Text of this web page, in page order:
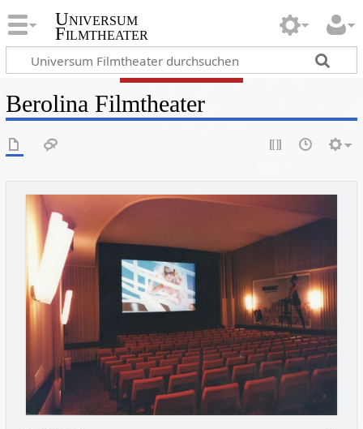
Universum
Filmtheater
Berolina Filmtheater